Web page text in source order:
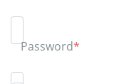
Password*